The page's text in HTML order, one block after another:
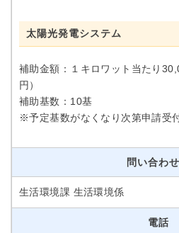
太陽光発電システム
補助金額：１キロワット当たり
円）
補助基数：10基
※予定基数がなくなり次第申請受
問い合わ
生活環境課 生活環境係
電話